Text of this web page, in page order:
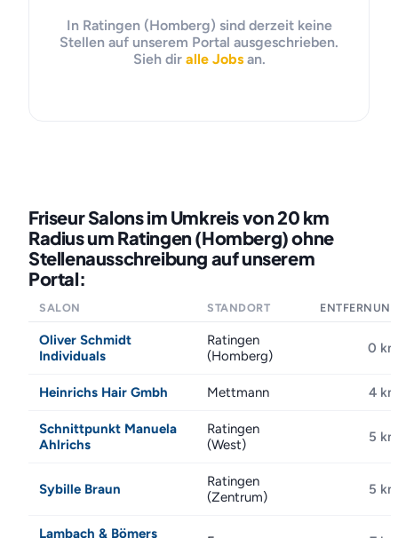
In Ratingen (Homberg) sind derzeit keine
Stellen auf unserem Portal ausgeschrieben.
Sieh dir alle Jobsan.
Friseur Salons im Umkreis von 20 km
Radius um Ratingen (Homberg) ohne
Stellenausschreibung auf unserem
Portal:
SALON STANDORT ENTFERNUNG
Oliver Schmidt
Individuals
Ratingen
(Homberg)
0 km
Heinrichs Hair Gmbh Mettmann 4 km
Schnittpunkt Manuela
Ahlrichs
Ratingen
(West)
5 km
Sybille Braun
Ratingen
(Zentrum)
5 km
Lambach & Bömers